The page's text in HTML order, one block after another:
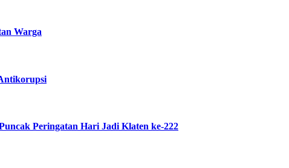
Warga
Peringatan Hari Jadi Klaten ke-222